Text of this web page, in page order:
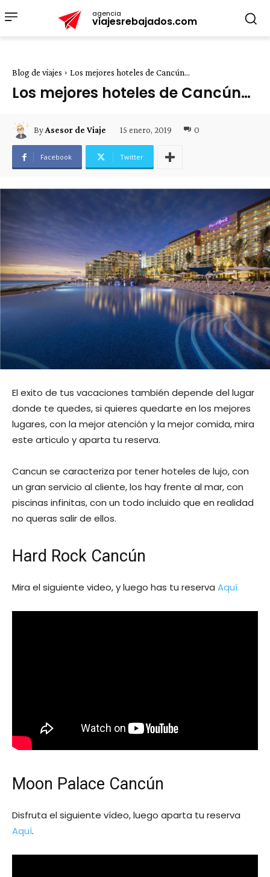
agencia
viajesrebajados.com
Blog de viajes Los mejores hoteles de Cancún...
Los mejores hoteles de Cancún…
ByAsesor de Viaje 15 enero, 2019 0
Facebook Twitter
El exito de tus vacaciones también depende del lugar
donde te quedes, si quieres quedarte en los mejores
lugares, con la mejor atención y la mejor comida, mira
este articulo y aparta tu reserva.
Cancun se caracteriza por tener hoteles de lujo, con
un gran servicio al cliente, los hay frente al mar, con
piscinas infinitas, con un todo incluido que en realidad
no queras salir de ellos.
Hard Rock Cancún
Mira el siguiente video, y luego has tu reserva Aquí.
Moon Palace Cancún
Disfruta el siguiente vídeo, luego aparta tu reserva
Aquí.